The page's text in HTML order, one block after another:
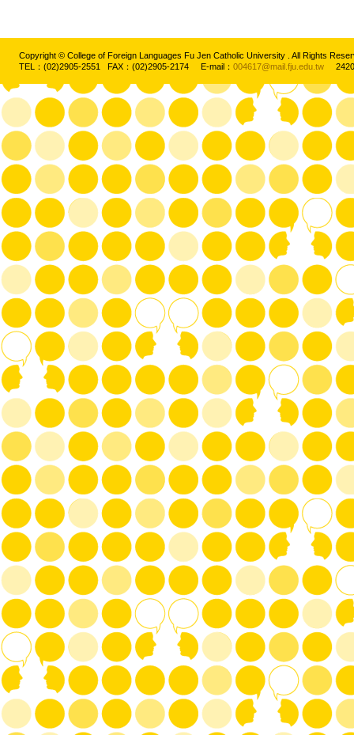
Copyright © College of Foreign Languages Fu Jen Catholic University . All Rights
TEL：(02)2905-2551 FAX：(02)2905-2174 E-mail： 004617@mail.fju.edu.tw